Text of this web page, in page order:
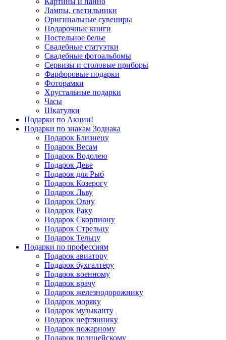
Лампы, светильники
Оригинальные сувениры
Подарочные книги
Постельное белье
Свадебные статуэтки
Свадебные фотоальбомы
Сервизы и столовые приборы
Фарфоровые подарки
Фоторамки
Хрустальные подарки
Часы
Шкатулки
Подарки по Акции!
Подарки по знакам Зодиака
Подарок Близнецу
Подарок Весам
Подарок Водолею
Подарок Деве
Подарок для Рыб
Подарок Козерогу
Подарок Льву
Подарок Овну
Подарок Раку
Подарок Скорпиону
Подарок Стрельцу
Подарок Тельцу
Подарки по профессиям
Подарок авиатору
Подарок бухгалтеру
Подарок военному
Подарок врачу
Подарок железнодорожнику
Подарок моряку
Подарок музыканту
Подарок нефтяннику
Подарок пожарному
Подарок полицейскому